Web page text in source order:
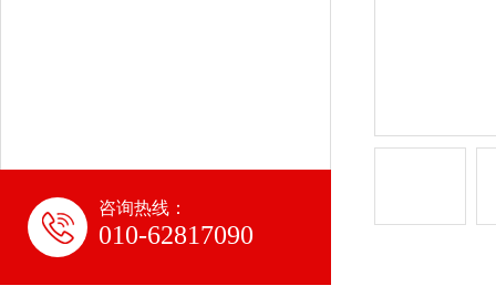
咨询热线：
010-62817090